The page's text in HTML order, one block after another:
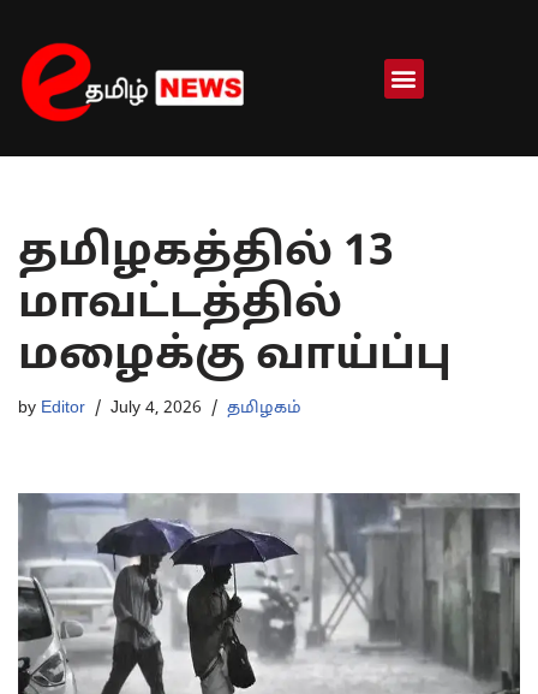
Skip
to
content
தமிழகத்தில் 13
மாவட்டத்தில்
மழைக்கு வாய்ப்பு
by Editor July 4, 2026 தமிழகம்